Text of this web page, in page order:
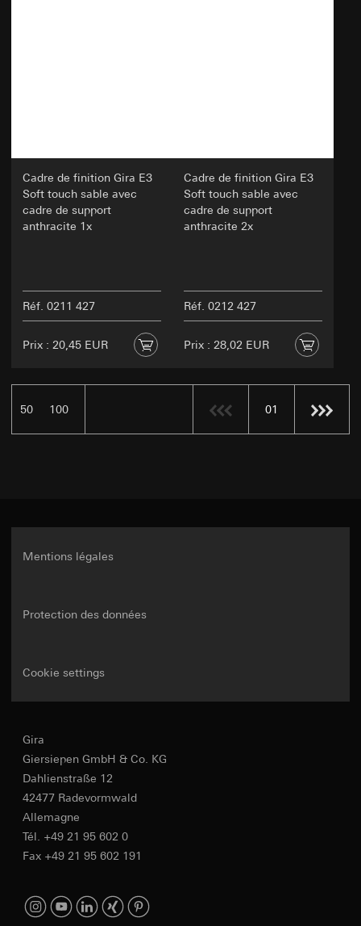
Cadre de finition Gira E3
Soft touch sable avec
cadre de support
anthracite 1x
Réf. 0211 427
Prix : 20,45 EUR
Cadre de finition Gira E3
Soft touch sable avec
cadre de support
anthracite 2x
Réf. 0212 427
Prix : 28,02 EUR
50 100 01
Mentions légales
Protection des données
Cookie settings
Gira
Giersiepen GmbH & Co. KG
Dahlienstraße 12
42477 Radevormwald
Allemagne
Tél. +49 21 95 602 0
Fax +49 21 95 602 191